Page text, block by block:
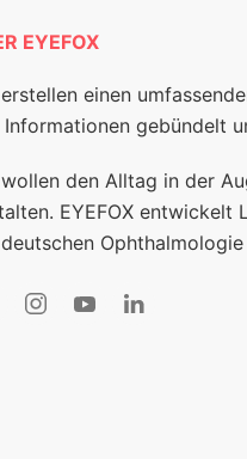
EYEFOX
einen
Informationen gebündelt
den Alltag in der
EYEFOX entwickelt